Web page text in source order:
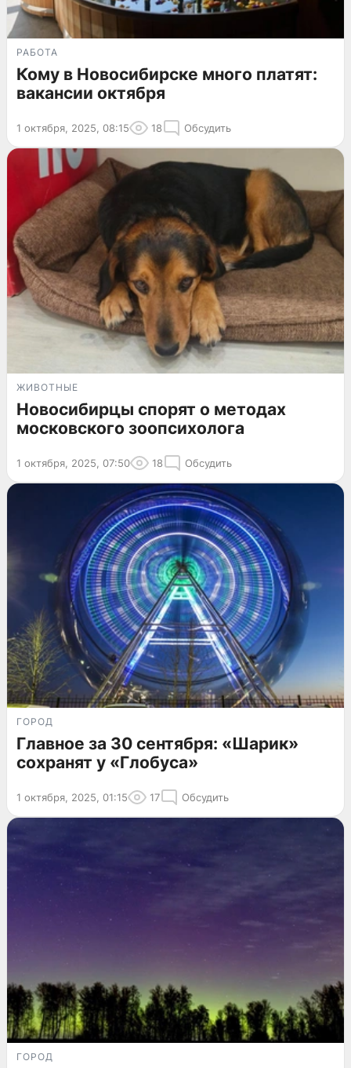
РАБОТА
Кому в Новосибирске много платят:
вакансии октября
1 октября, 2025, 08:15 18 Обсудить
ЖИВОТНЫЕ
Новосибирцы спорят о методах
московского зоопсихолога
1 октября, 2025, 07:50 18 Обсудить
ГОРОД
Главное за 30 сентября: «Шарик»
сохранят у «Глобуса»
1 октября, 2025, 01:15 17 Обсудить
ГОРОД